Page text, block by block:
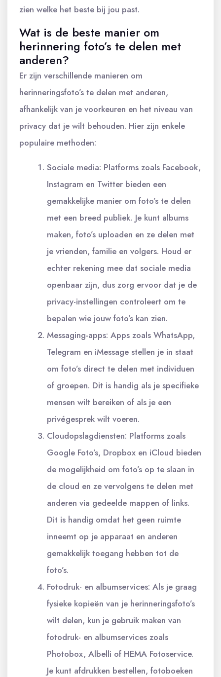
zien welke het beste bij jou past.
Wat is de beste manier om
herinnering foto’s te delen met
anderen?
Er zijn verschillende manieren om
herinneringsfoto’s te delen met anderen,
afhankelijk van je voorkeuren en het niveau van
privacy dat je wilt behouden. Hier zijn enkele
populaire methoden:
Sociale media: Platforms zoals Facebook,
Instagram en Twitter bieden een
gemakkelijke manier om foto’s te delen
met een breed publiek. Je kunt albums
maken, foto’s uploaden en ze delen met
je vrienden, familie en volgers. Houd er
echter rekening mee dat sociale media
openbaar zijn, dus zorg ervoor dat je de
privacy-instellingen controleert om te
bepalen wie jouw foto’s kan zien.
Messaging-apps: Apps zoals WhatsApp,
Telegram en iMessage stellen je in staat
om foto’s direct te delen met individuen
of groepen. Dit is handig als je specifieke
mensen wilt bereiken of als je een
privégesprek wilt voeren.
Cloudopslagdiensten: Platforms zoals
Google Foto’s, Dropbox en iCloud bieden
de mogelijkheid om foto’s op te slaan in
de cloud en ze vervolgens te delen met
anderen via gedeelde mappen of links.
Dit is handig omdat het geen ruimte
inneemt op je apparaat en anderen
gemakkelijk toegang hebben tot de
foto’s.
Fotodruk- en albumservices: Als je graag
fysieke kopieën van je herinneringsfoto’s
wilt delen, kun je gebruik maken van
fotodruk- en albumservices zoals
Photobox, Albelli of HEMA Fotoservice.
Je kunt afdrukken bestellen, fotoboeken